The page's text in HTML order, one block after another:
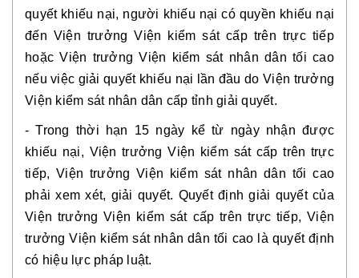
quyết khiếu nại, người khiếu nại có quyền khiếu nại
đến Viện trưởng Viện kiểm sát cấp trên trực tiếp
hoặc Viện trưởng Viện kiểm sát nhân dân tối cao
nếu việc giải quyết khiếu nại lần đầu do Viện trưởng
Viện kiểm sát nhân dân cấp tỉnh giải quyết.
- Trong thời hạn 15 ngày kể từ ngày nhận được
khiếu nại, Viện trưởng Viện kiểm sát cấp trên trực
tiếp, Viện trưởng Viện kiểm sát nhân dân tối cao
phải xem xét, giải quyết. Quyết định giải quyết của
Viện trưởng Viện kiểm sát cấp trên trực tiếp, Viện
trưởng Viện kiểm sát nhân dân tối cao là quyết định
có hiệu lực pháp luật.